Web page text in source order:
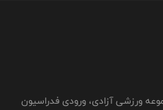
ورزشی آزادی، ورودی فدراسیون